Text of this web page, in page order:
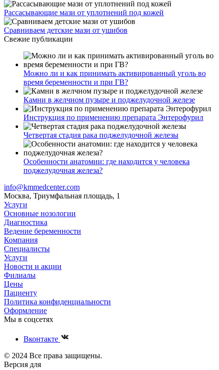
Рассасывающие мази от уплотнений под кожей
Сравниваем детские мази от ушибов
Свежие публикации
Можно ли и как принимать активированный уголь во
время беременности и при ГВ?
Камни в желчном пузыре и поджелудочной железе
Инструкция по применению препарата Энтерофурил
Четвертая стадия рака поджелудочной железы
Особенности анатомии: где находится у человека
поджелудочная железа?
info@kmmedcenter.com
Москва, Триумфальная площадь, 1
Услуги
Основные нозологии
Диагностика
Ведение беременности
Компания
Специалисты
Услуги
Новости и акции
Филиалы
Цены
Пациенту
Политика конфиденциальности
Оформление
Мы в соцсетях
Вконтакте
© 2024 Все права защищены.
Версия для